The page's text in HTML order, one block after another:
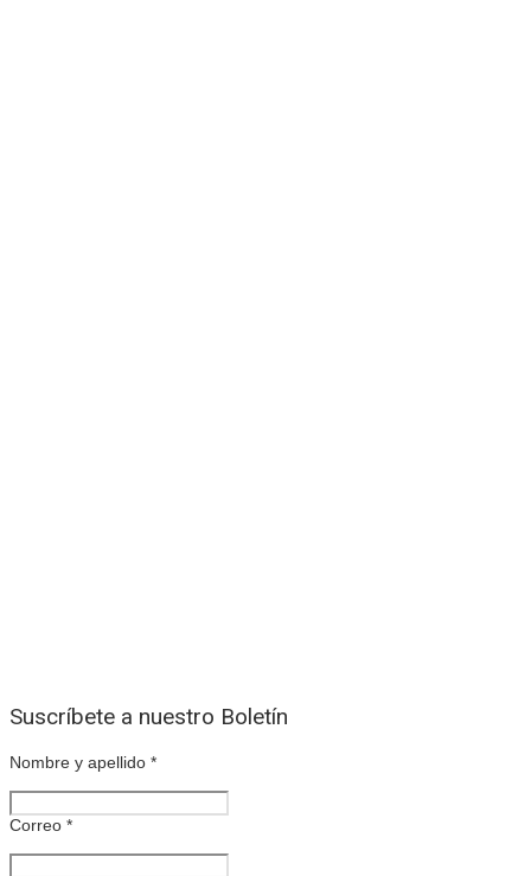
Suscríbete a nuestro Boletín
Nombre y apellido *
Correo *